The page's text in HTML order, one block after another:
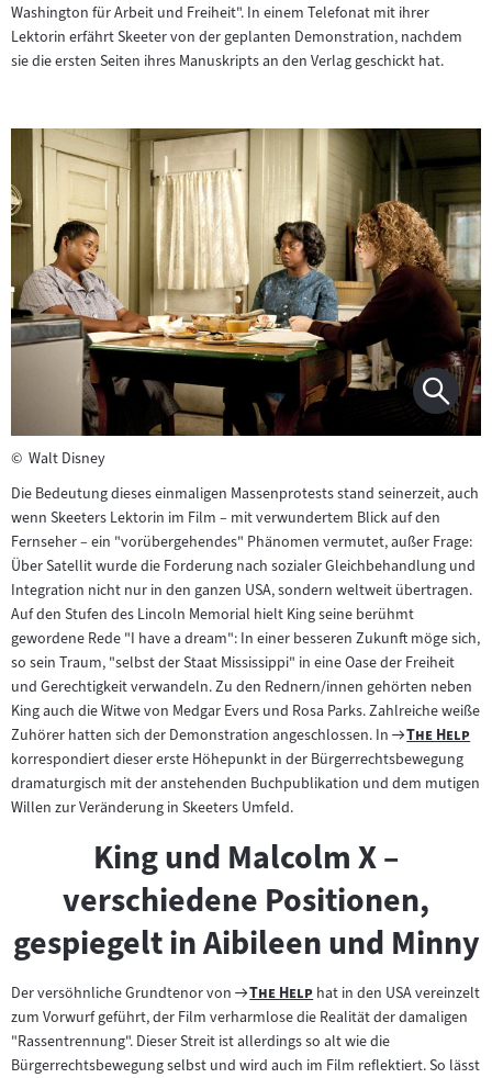
Washington für Arbeit und Freiheit". In einem Telefonat mit ihrer
Lektorin erfährt Skeeter von der geplanten Demonstration, nachdem
sie die ersten Seiten ihres Manuskripts an den Verlag geschickt hat.
© Walt Disney
Die Bedeutung dieses einmaligen Massenprotests stand seinerzeit, auch
wenn Skeeters Lektorin im Film – mit verwundertem Blick auf den
Fernseher – ein "vorübergehendes" Phänomen vermutet, außer Frage:
Über Satellit wurde die Forderung nach sozialer Gleichbehandlung und
Integration nicht nur in den ganzen USA, sondern weltweit übertragen.
Auf den Stufen des Lincoln Memorial hielt King seine berühmt
gewordene Rede "I have a dream": In einer besseren Zukunft möge sich,
so sein Traum, "selbst der Staat Mississippi" in eine Oase der Freiheit
und Gerechtigkeit verwandeln. Zu den Rednern/innen gehörten neben
King auch die Witwe von Medgar Evers und Rosa Parks. Zahlreiche weiße
Zuhörer hatten sich der Demonstration angeschlossen. In
Zum
Filmarchiv:
"
The Help"
korrespondiert dieser erste Höhepunkt in der Bürgerrechtsbewegung
dramaturgisch mit der anstehenden Buchpublikation und dem mutigen
Willen zur Veränderung in Skeeters Umfeld.
King und Malcolm X –
verschiedene Positionen,
gespiegelt in Aibileen und Minny
Der versöhnliche Grundtenor von
Zum
Filmarchiv:
"
The Help"hat in den USA vereinzelt
zum Vorwurf geführt, der Film verharmlose die Realität der damaligen
"Rassentrennung". Dieser Streit ist allerdings so alt wie die
Bürgerrechtsbewegung selbst und wird auch im Film reflektiert. So lässt